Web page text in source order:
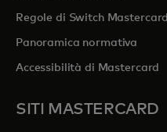
Regole di Switch Mastercard
Panoramica normativa
Accessibilità di Mastercard
SITI MASTERCARD